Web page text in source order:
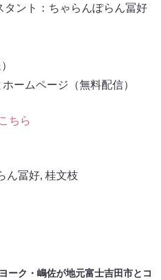
ント：ちゃらんぽらん冨好
ームページ（無料配信）
こちら
ん冨好, 桂文枝
ーク・嶋佐が地元富士吉田市とコ